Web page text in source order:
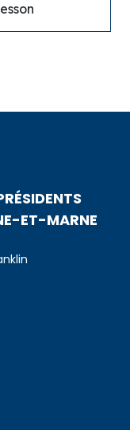
ET-MARNE